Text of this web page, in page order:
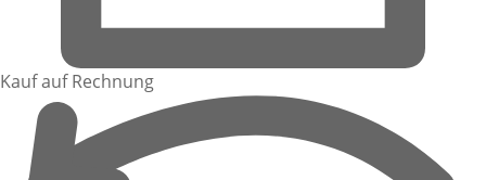
Kauf auf Rechnung